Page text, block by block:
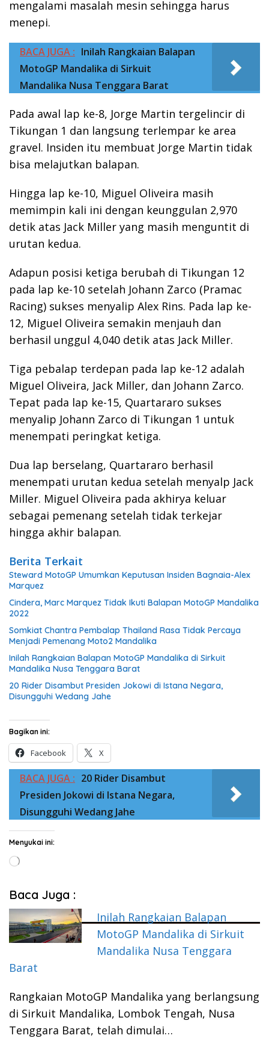
mengalami masalah mesin sehingga harus
menepi.
BACA JUGA : Inilah Rangkaian Balapan
MotoGP Mandalika di Sirkuit
Mandalika Nusa Tenggara Barat
Pada awal lap ke-8, Jorge Martin tergelincir di
Tikungan 1 dan langsung terlempar ke area
gravel. Insiden itu membuat Jorge Martin tidak
bisa melajutkan balapan.
Hingga lap ke-10, Miguel Oliveira masih
memimpin kali ini dengan keunggulan 2,970
detik atas Jack Miller yang masih menguntit di
urutan kedua.
Adapun posisi ketiga berubah di Tikungan 12
pada lap ke-10 setelah Johann Zarco (Pramac
Racing) sukses menyalip Alex Rins. Pada lap ke-
12, Miguel Oliveira semakin menjauh dan
berhasil unggul 4,040 detik atas Jack Miller.
Tiga pebalap terdepan pada lap ke-12 adalah
Miguel Oliveira, Jack Miller, dan Johann Zarco.
Tepat pada lap ke-15, Quartararo sukses
menyalip Johann Zarco di Tikungan 1 untuk
menempati peringkat ketiga.
Dua lap berselang, Quartararo berhasil
menempati urutan kedua setelah menyalp Jack
Miller. Miguel Oliveira pada akhirya keluar
sebagai pemenang setelah tidak terkejar
hingga akhir balapan.
Berita Terkait
Steward MotoGP Umumkan Keputusan Insiden Bagnaia-Alex
Marquez
Cindera, Marc Marquez Tidak Ikuti Balapan MotoGP Mandalika
2022
Somkiat Chantra Pembalap Thailand Rasa Tidak Percaya
Menjadi Pemenang Moto2 Mandalika
Inilah Rangkaian Balapan MotoGP Mandalika di Sirkuit
Mandalika Nusa Tenggara Barat
20 Rider Disambut Presiden Jokowi di Istana Negara,
Disungguhi Wedang Jahe
Bagikan ini:
Facebook X
BACA JUGA : 20 Rider Disambut
Presiden Jokowi di Istana Negara,
Disungguhi Wedang Jahe
Menyukai ini:
Memuat...
Baca Juga :
Inilah Rangkaian Balapan
MotoGP Mandalika di Sirkuit
Mandalika Nusa Tenggara
Barat
Rangkaian MotoGP Mandalika yang berlangsung
di Sirkuit Mandalika, Lombok Tengah, Nusa
Tenggara Barat, telah dimulai…